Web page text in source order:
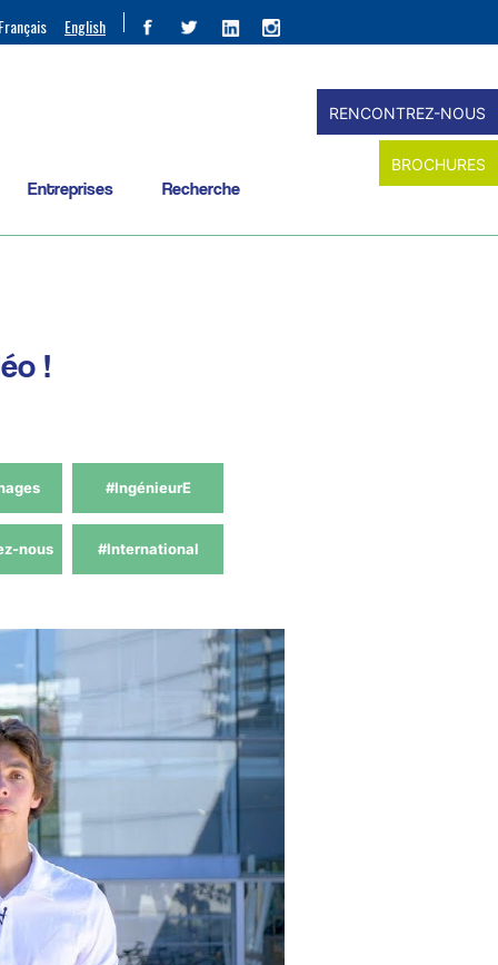
Français English
Entreprises Recherche
RENCONTREZ-NOUS
BROCHURES
!
#IngénieurE
nous #International